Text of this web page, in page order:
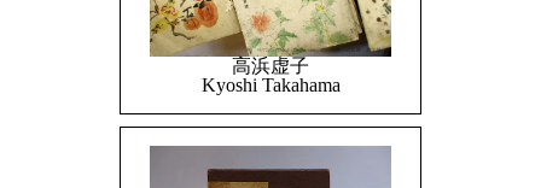
高浜虚子
Kyoshi Takahama